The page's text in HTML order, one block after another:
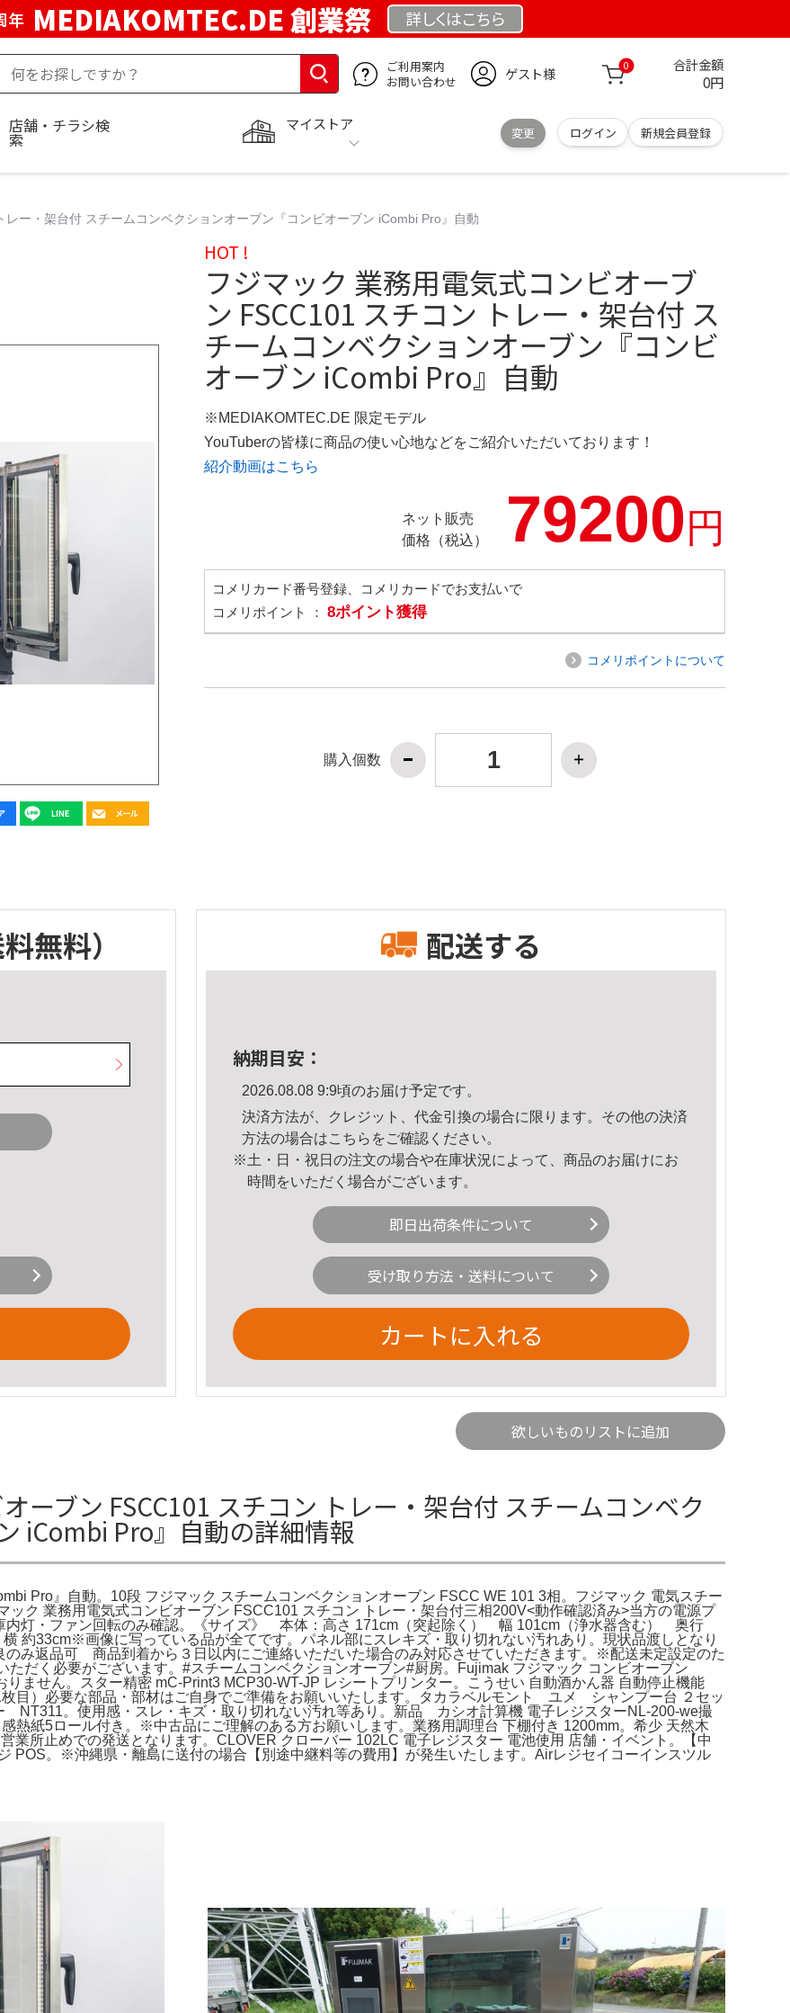
年 MEDIAKOMTEC.DE 創業祭 詳しくはこちら
ご利用案内
お問い合わせ
ゲスト様 0 合計金額
0円
マイストア
変更 ログイン 新規会員登録
店舗・チラシ検
索
ー・架台付 スチームコンベクションオーブン『コンビオーブン iCombi Pro』自動
HOT !
フジマック 業務用電気式コンビオーブ
ン FSCC101 スチコン トレー・架台付 ス
チームコンベクションオーブン『コンビ
オーブン iCombi Pro』自動
※MEDIAKOMTEC.DE 限定モデル
YouTuberの皆様に商品の使い心地などをご紹介いただいております！
紹介動画はこちら
ネット販売
価格（税込）
79200円
コメリカード番号登録、コメリカードでお支払いで
コメリポイント ： 8ポイント獲得
コメリポイントについて
購入個数
料無料） 配送する
納期目安：
2026.08.08 9:9頃のお届け予定です。
決済方法が、クレジット、代金引換の場合に限ります。その他の決済
方法の場合はこちら をご確認ください。
※土・日・祝日の注文の場合や在庫状況によって、商品のお届けにお
時間をいただく場合がございます。
即日出荷条件について
受け取り方法・送料について
カートに入れる
欲しいものリストに追加
ーブン FSCC101 スチコン トレー・架台付 スチームコンベク
iCombi Pro』自動の詳細情報
Pro』自動。10段 フジマック スチームコンベクションオーブン FSCC WE 101 3相。フジマック 電気スチー
ック 業務用電気式コンビオーブン FSCC101 スチコン トレー・架台付三相200V<動作確認済み>当方の電源プ
内灯・ファン回転のみ確認。《サイズ》 本体：高さ 171cm（突起除く） 幅 101cm（浄水器含む） 奥行
約33cm※画像に写っている品が全てです。パネル部にスレキズ・取り切れない汚れあり。現状品渡しとなり
み返品可 商品到着から３日以内にご連絡いただいた場合のみ対応させていただきます。※配送未定設定のた
だく必要がございます。#スチームコンベクションオーブン#厨房。Fujimak フジマック コンビオーブン
ません。スター精密 mC-Print3 MCP30-WT-JP レシートプリンター。こうせい 自動酒かん器 自動停止機能
目）必要な部品・部材はご自身でご準備をお願いいたします。タカラベルモント ユメ シャンプー台 ２セッ
NT311。使用感・スレ・キズ・取り切れない汚れ等あり。新品 カシオ計算機 電子レジスターNL-200-we撮
熱紙5ロール付き。※中古品にご理解のある方お願いします。業務用調理台 下棚付き 1200mm。希少 天然木
業所止めでの発送となります。CLOVER クローバー 102LC 電子レジスター 電池使用 店舗・イベント。【中
。※沖縄県・離島に送付の場合【別途中継料等の費用】が発生いたします。Airレジセイコーインスツル